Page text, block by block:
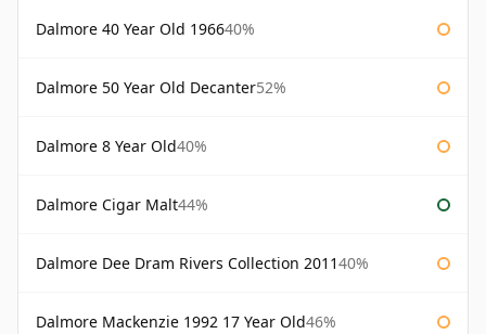
Dalmore 40 Year Old 196640%
Dalmore 50 Year Old Decanter52%
Dalmore 8 Year Old40%
Dalmore Cigar Malt44%
Dalmore Dee Dram Rivers Collection 201140%
Dalmore Mackenzie 1992 17 Year Old46%